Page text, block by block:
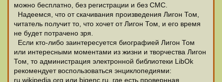
можно бесплатно, без регистрации и без СМС.
Надеемся, что от скачивания произведения Лигон Том,
читатель получит то, что хочет от Лигон Том, и его время
не будет потрачено зря.
Если кто-либо заинтересуется биографией Лигон Том
или интересными моментами из жизни и творчества Лигон
Том, то администрация электронной библиотеки LibOk
рекомендует воспользоваться энциклопедиями:
ru.wikipedia.org или bigenc.ru, где есть провернная